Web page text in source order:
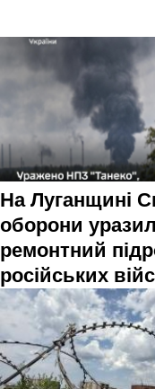
На Луганщині
оборони
ремонтний
російських